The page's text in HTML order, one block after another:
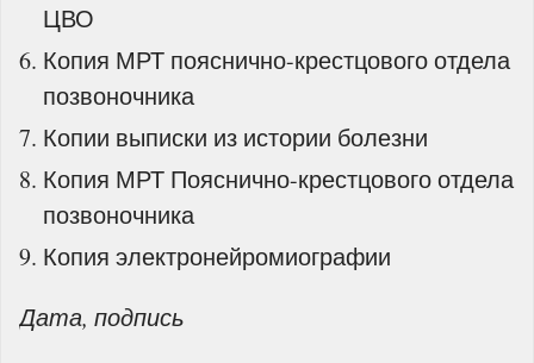
ЦВО
Копия МРТ пояснично-крестцового отдела
позвоночника
Копии выписки из истории болезни
Копия МРТ Пояснично-крестцового отдела
позвоночника
Копия электронейромиографии
Дата, подпись